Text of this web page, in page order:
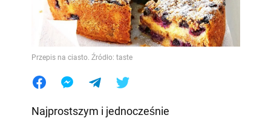
Przepis na ciasto. Źródło: taste
Najprostszym i jednocześnie